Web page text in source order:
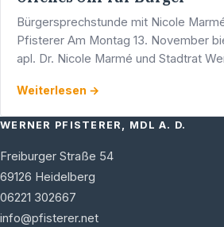
Bürgersprechstunde mit Nicole
Pfisterer Am Montag 13. November
apl. Dr. Nicole Marmé und Stadtrat
…
Weiterlesen →
WERNER PFISTERER, MDL A. D.
Freiburger Straße 54
69126 Heidelberg
06221 302667
info@pfisterer.net